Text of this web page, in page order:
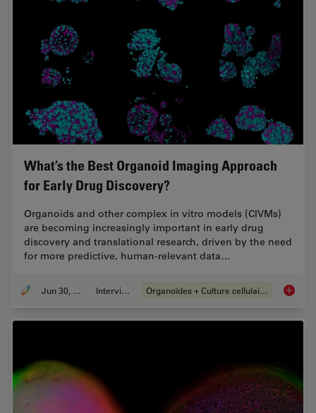
What’s the Best Organoid Imaging Approach
for Early Drug Discovery?
Organoids and other complex in vitro models (CIVMs)
are becoming increasingly important in early drug
discovery and translational research, driven by the need
for more predictive, human-relevant data…
Jun 30, 2026 Interviews Organoïdes + Culture cellulaire en 3D